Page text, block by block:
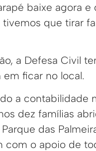
baixe agora e
que tirar
a Defesa Civil
ficar no local.
a contabilidade
dez famílias
das
com o apoio de